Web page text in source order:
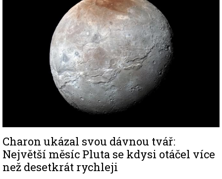
Charon ukázal svou dávnou tvář:
Největší měsíc Pluta se kdysi otáčel více
než desetkrát rychleji